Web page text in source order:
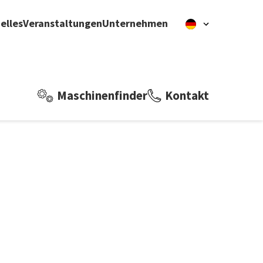
VeranstaltungenUnternehmen
Maschinenfinder Kontakt